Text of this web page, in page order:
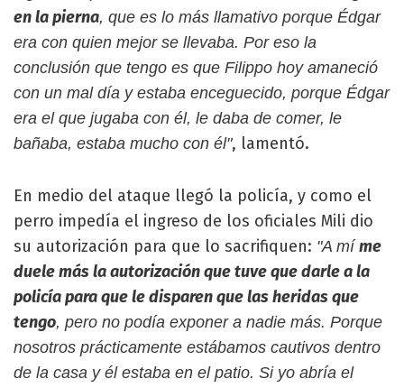
en la pierna, que es lo más llamativo porque Édgar
era con quien mejor se llevaba. Por eso la
conclusión que tengo es que Filippo hoy amaneció
con un mal día y estaba enceguecido, porque Édgar
era el que jugaba con él, le daba de comer, le
bañaba, estaba mucho con él", lamentó.
En medio del ataque llegó la policía, y como el
perro impedía el ingreso de los oficiales Mili dio
su autorización para que lo sacrifiquen: "A mí me
duele más la autorización que tuve que darle a la
policía para que le disparen que las heridas que
tengo, pero no podía exponer a nadie más. Porque
nosotros prácticamente estábamos cautivos dentro
de la casa y él estaba en el patio. Si yo abría el